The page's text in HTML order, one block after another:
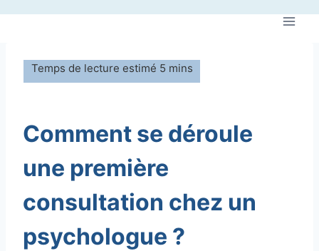
Comment se déroule
une première
consultation chez un
psychologue ?